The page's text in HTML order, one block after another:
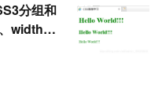
分组和
width）